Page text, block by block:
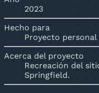
2023
Hecho para
Proyecto personal
Acerca del proyecto
Recreación del
Springfield.